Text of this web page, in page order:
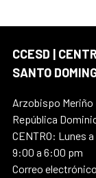
CCESD |
SANTO
Arzobispo Meriño
República
CENTRO: Lunes
9:00 a 6:00 pm
Correo